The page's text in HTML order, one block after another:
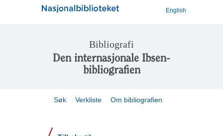
English
Bibliografi
Den internasjonale Ibsen-
bibliografien
Søk Verkliste Om bibliografien